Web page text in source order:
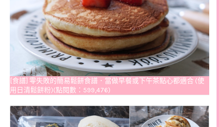
[食譜] 零失敗的簡易鬆餅食譜．當做早餐或下午茶點心都適合 (使
用日清鬆餅粉)(點閱數：599,476)